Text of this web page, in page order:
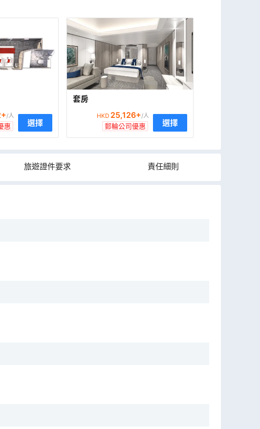
+/人
惠 選擇
套房
HKD 25,126+/人
郵輪公司優惠 選擇
旅遊證件要求 責任細則